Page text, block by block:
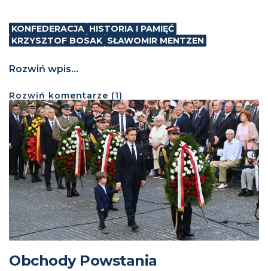
KONFEDERACJA HISTORIA I PAMIĘĆ
KRZYSZTOF BOSAK SŁAWOMIR MENTZEN
Rozwiń wpis...
Rozwiń komentarze (1)
Obchody Powstania